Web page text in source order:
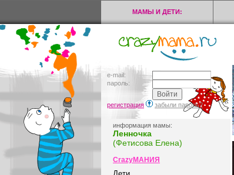
МАМЫ И ДЕТИ:
e-mail:
пароль:
регистрация забыли пароль?
информация мамы:
Ленночка
(Фетисова Елена)
CrazyМАНИЯ